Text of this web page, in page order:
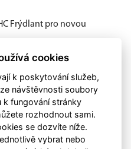
Frýdlant pro novou
cookies
k poskytování služeb,
návštěvnosti soubory
k fungování stránky
rozhodnout sami.
se dozvíte níže.
vybrat nebo